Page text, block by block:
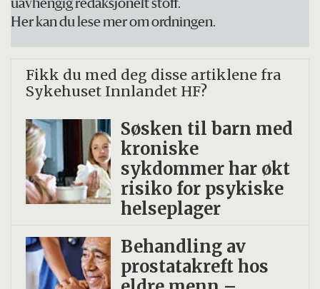
uavhengig redaksjonelt stoff.
Her kan du lese mer om ordningen.
Fikk du med deg disse artiklene fra
Sykehuset Innlandet HF?
Søsken til barn med
kroniske
sykdommer har økt
risiko for psykiske
helseplager
Behandling av
prostatakreft hos